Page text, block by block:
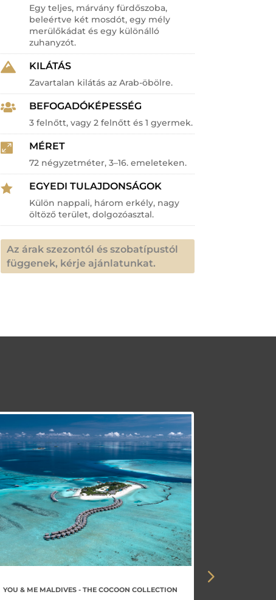
Egy teljes, márvány fürdőszoba,
beleértve két mosdót, egy mély
merülőkádat és egy különálló
zuhanyzót.
 KILÁTÁS
Zavartalan kilátás az Arab-öbölre.
 BEFOGADÓKÉPESSÉG
3 felnőtt, vagy 2 felnőtt és 1 gyermek.
 MÉRET
72 négyzetméter, 3–16. emeleteken.
 EGYEDI TULAJDONSÁGOK
Külön nappali, három erkély, nagy
öltöző terület, dolgozóasztal.
Az árak szezontól és szobatípustól
függenek, kérje ajánlatunkat.
YOU & ME MALDIVES - THE COCOON COLLECTION